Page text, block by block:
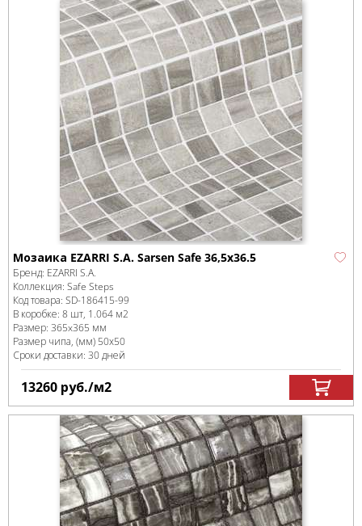
Мозаика EZARRI S.A. Sarsen Safe 36,5x36.5
Бренд: EZARRI S.A.
Коллекция: Safe Steps
Код товара: SD-186415-99
В коробке: 8 шт, 1.064 м2
Размер: 365x365 мм
Размер чипа, (мм) 50х50
Сроки доставки: 30 дней
13260 руб./м2